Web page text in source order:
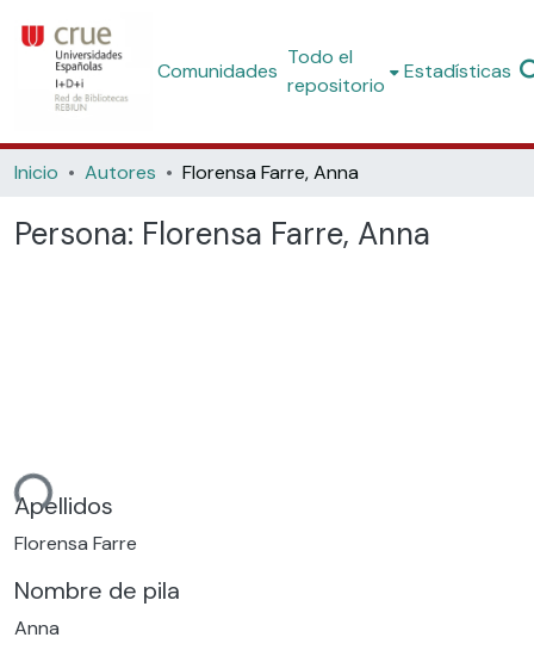
Comunidades
Todo el
repositorio
Estadísticas
Inicio Autores Florensa Farre, Anna
Persona: Florensa Farre, Anna
Apellidos
Florensa Farre
Nombre de pila
Anna